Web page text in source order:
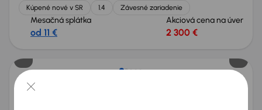
Kúpené nové v SR 1.4 Závesné zariadenie
Mesačná splátka
od 11 €
Akciová cena na úver
2 300 €
Seat Leon